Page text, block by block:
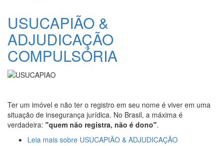
USUCAPIÃO &
ADJUDICAÇÃO
COMPULSÓRIA
Ter um imóvel e não ter o registro em seu nome é viver em uma
situação de insegurança jurídica. No Brasil, a máxima é
verdadeira: "quem não registra, não é dono".
Leia mais sobre USUCAPIÃO & ADJUDICAÇÃO